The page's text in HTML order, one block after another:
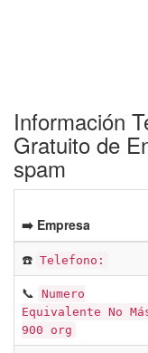
Información
Gratuito de
spam
➡️ Empresa
☎️ Telefono:
📞 Numero
Equivalente No
900 org